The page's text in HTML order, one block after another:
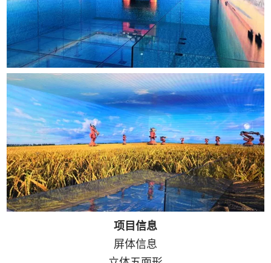
项目信息
屏体信息